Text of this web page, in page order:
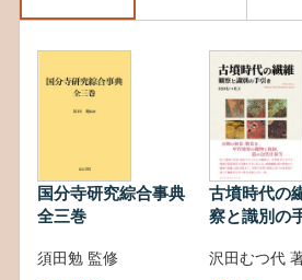
国分寺研究綜合事典
全三巻
須田勉 監修
古墳時代の
察と識別の
沢田むつ代